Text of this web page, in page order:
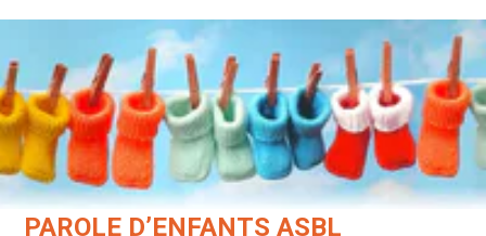
PAROLE D’ENFANTS ASBL